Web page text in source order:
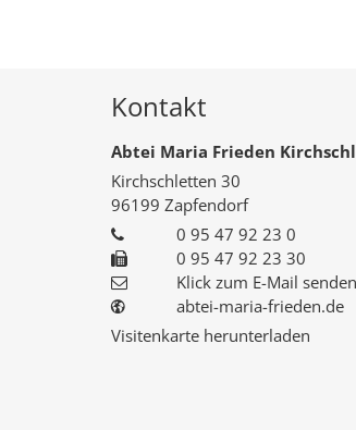
Kontakt
Abtei Maria Frieden
Kirchschletten 30
96199 Zapfendorf
0 95 47 92 23 0
0 95 47 92 23 30
Klick zum E-Mail senden
abtei-maria-frieden.de
Visitenkarte herunterladen